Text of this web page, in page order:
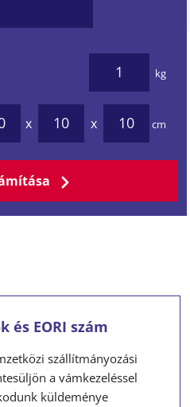
kg
x x cm
és EORI szám
szállítmányozási
a vámkezeléssel
küldeménye